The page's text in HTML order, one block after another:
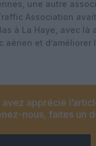
une autre
Association
à La Haye, avec là
aérien et d’améliorer
avez apprécié
nous, faites un